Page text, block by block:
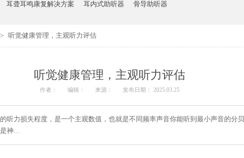
耳聋耳鸣康复解决方案 耳内式助听器 骨导助听器
> 听觉健康管理，主观听力评估
听觉健康管理，主观听力评估
作者： 编辑： 来源： 发布日期： 2025.03.25
听力损失程度，是一个主观数值，也就是不同频率声音你能听到最小声音的分
是神…